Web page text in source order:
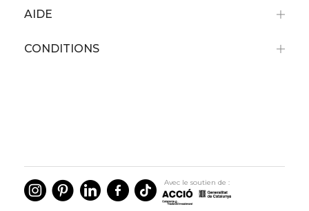
AIDE
CONDITIONS
Avec le soutien de :